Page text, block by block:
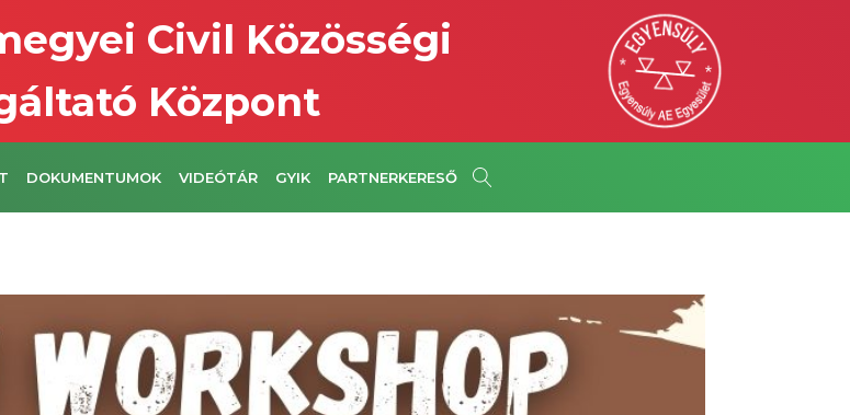
Civil Közösségi
Központ
DOKUMENTUMOK VIDEÓTÁR GYIK PARTNERKERESŐ